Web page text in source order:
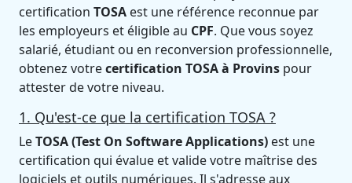
certification TOSA est une référence reconnue par
les employeurs et éligible au CPF. Que vous soyez
salarié, étudiant ou en reconversion professionnelle,
obtenez votrecertification TOSA à Provins pour
attester de votre niveau.
1. Qu'est-ce que la certification TOSA ?
LeTOSA (Test On Software Applications) est une
certification qui évalue et valide votre maîtrise des
logiciels et outils numériques. Il s'adresse aux